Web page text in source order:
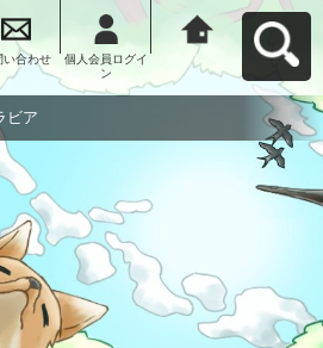
い合わせ
個人会員ログイ
ン
大府市民活動支
援サイト コラビ
アへ戻る
ビア